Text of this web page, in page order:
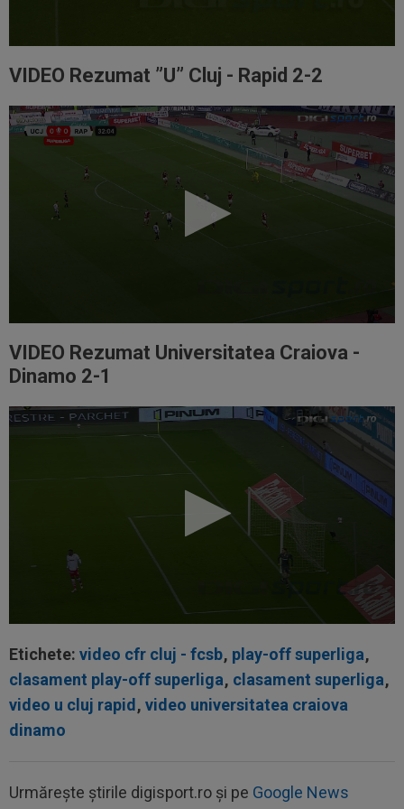
VIDEO Rezumat ”U” Cluj - Rapid 2-2
VIDEO Rezumat Universitatea Craiova -
Dinamo 2-1
Etichete: video cfr cluj - fcsb, play-off superliga,
clasament play-off superliga, clasament superliga,
video u cluj rapid, video universitatea craiova
dinamo
Urmărește știrile digisport.ro și pe Google News